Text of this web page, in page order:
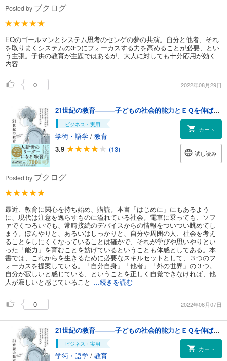
Posted by ブクログ
EQのゴールマンとシステム思考のセンゲの夢の共演。自分と他者、それ
を取りまくシステムの3つにフォーカスする力を高めることが必要、とい
う主張。子供の教育が主題ではあるが、大人に対しても十分応用が効く
内容
0 2022年08月29日
21世紀の教育―――子どもの社会的能力とＥＱを伸ばす３つの焦点
ビジネス・実用
学術・語学 / 教育
3.9
(13)
カート
試し読み
Posted by ブクログ
最近、教育に関心を持ち始め、購読。本書「はじめに」にもあるよう
に、現代は注意を逸らすものに溢れている社会。電車に乗っても、ソフ
ァでくつろいでも、常時接続のデバイスからの情報をついつい眺めてし
まう。ぼんやりと、あるいはしっかりと、自分や周囲の人、社会を考え
ることをしにくくなっていることは確かで、それが学びや思いやりとい
った「能力」を育むことを妨げているということも体感としてある。本
書では、これからを生きるために必要なスキルセットとして、３つのフ
ォーカスを提案している。「自分自身」「他者」「外の世界」の３つ。
自分が寂しいと感じている、ということを正しく自覚できなければ、他
人が寂しいと感じていること
...続きを読む
0 2022年06月07日
21世紀の教育―――子どもの社会的能力とＥＱを伸ばす３つの焦点
ビジネス・実用
学術・語学 / 教育
カート